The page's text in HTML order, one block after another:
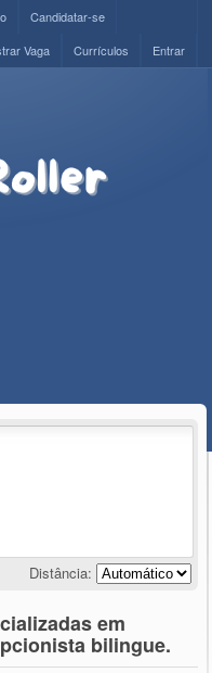
Candidatar-se
Entrar
Currículos
Vaga
Distância:
em
bilingue.